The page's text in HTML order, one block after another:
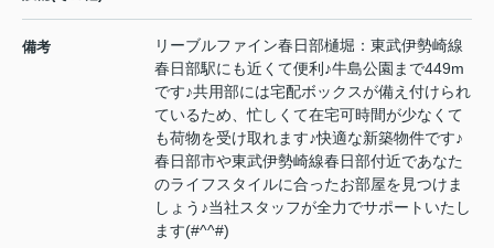
備考
リーブルファイン春日部樋堀：東武伊勢崎線
春日部駅にも近くて便利♪牛島公園まで449m
です♪共用部には宅配ボックスが備え付けられ
ているため、忙しくて在宅可時間が少なくて
も荷物を受け取れます♪快適な新築物件です♪
春日部市や東武伊勢崎線春日部付近であなた
のライフスタイルに合ったお部屋を見つけま
しょう♪当社スタッフが全力でサポートいたし
ます(#^^#)